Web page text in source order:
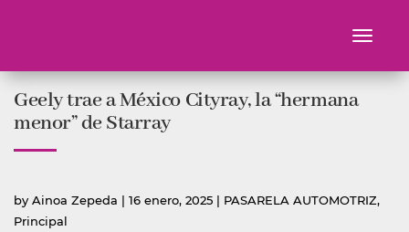
contenido
Toggle
Geely trae a México Cityray, la “hermana
menor” de Starray
by Publicado
por
Ainoa Zepeda | 16 enero, 2025 | Publicada
PASARELA AUTOMOTRIZ,
Principal